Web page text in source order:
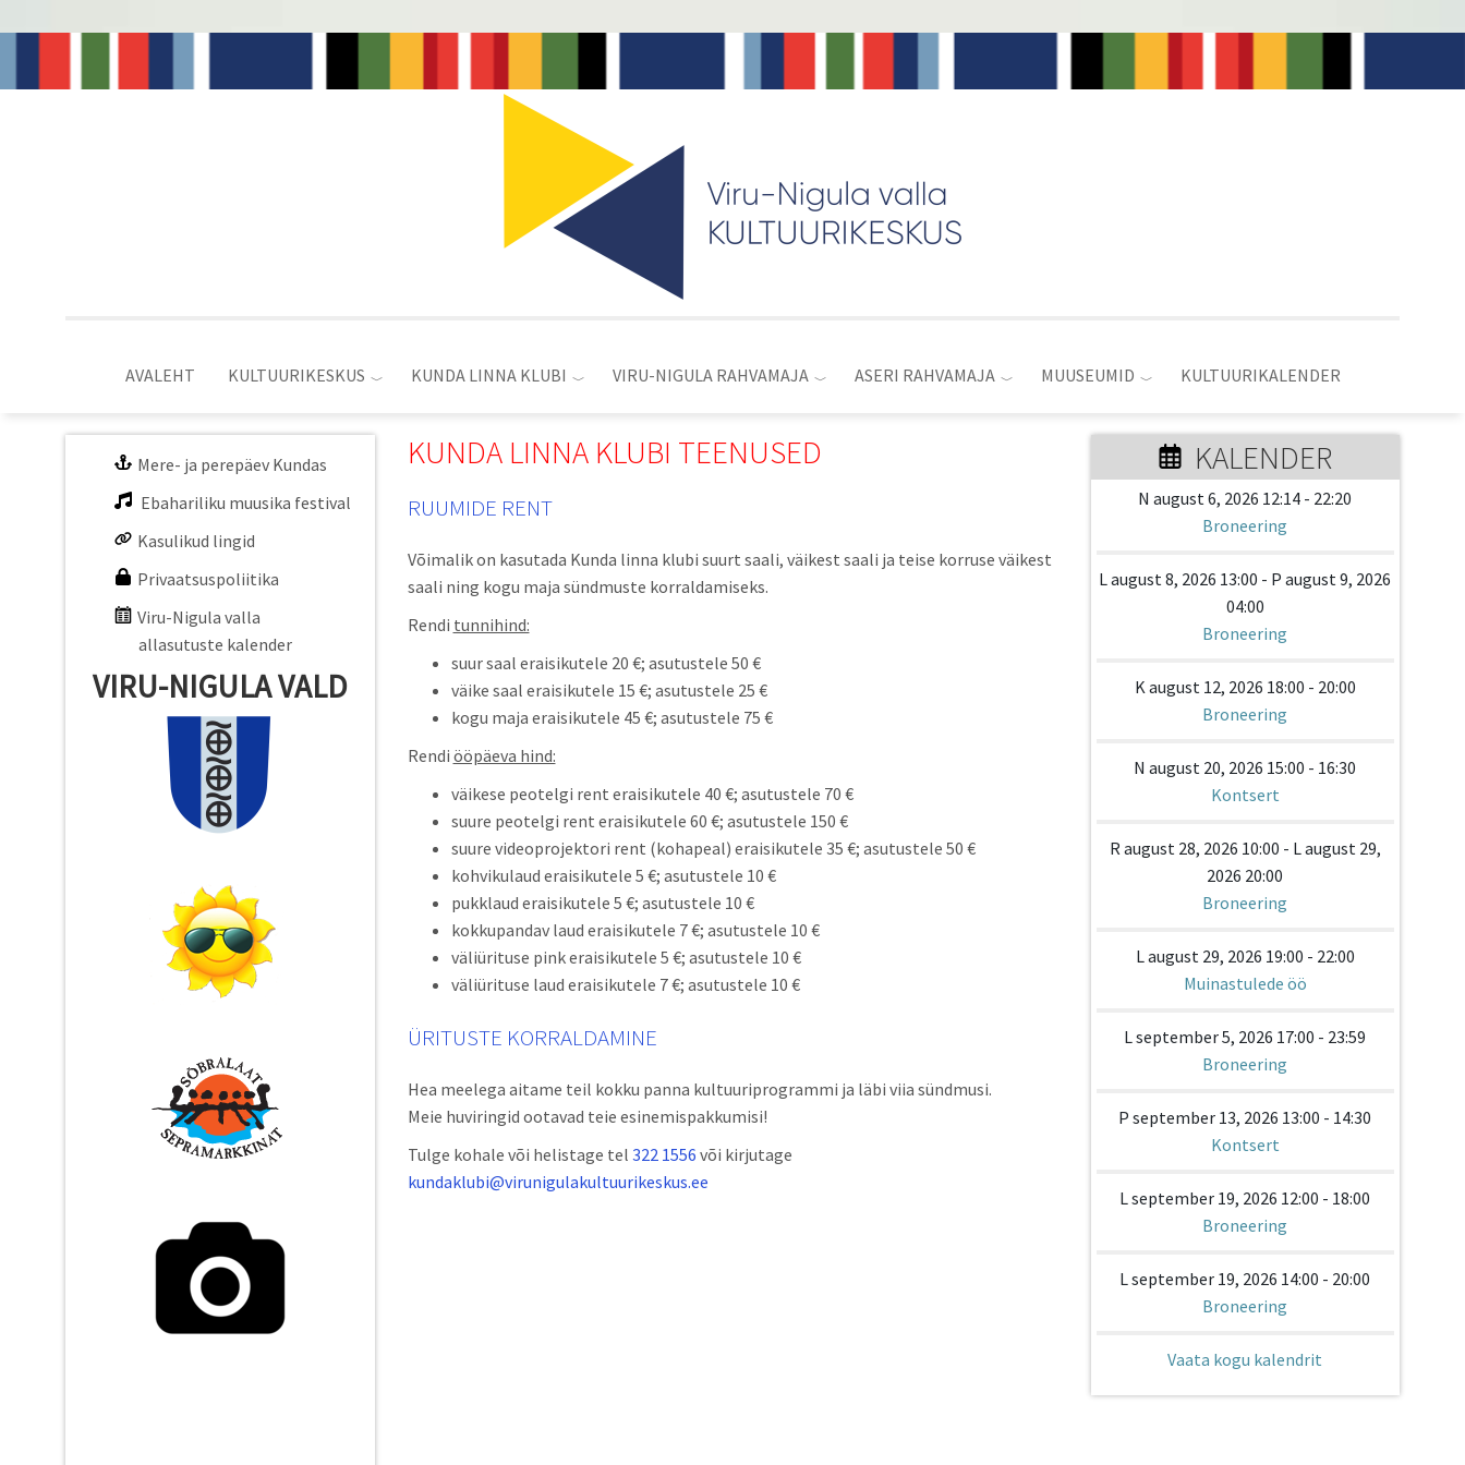
AVALEHT KULTUURIKESKUS KUNDA LINNA KLUBI VIRU-NIGULA RAHVAMAJA ASERI RAHVAMAJA MUUSEUMID KULTUURIKALENDER
Mere- ja perepäev Kundas
Ebahariliku muusika festival
Kasulikud lingid
Privaatsuspoliitika
Viru-Nigula valla
allasutuste kalender
VIRU-NIGULA VALD
KUNDA LINNA KLUBI TEENUSED
RUUMIDE RENT
Võimalik on kasutada Kunda linna klubi suurt saali, väikest saali ja teise korruse väikest
saali ning kogu maja sündmuste korraldamiseks.
Rendi tunnihind:
suur saal eraisikutele 20 €; asutustele 50 €
väike saal eraisikutele 15 €; asutustele 25 €
kogu maja eraisikutele 45 €; asutustele 75 €
Rendi ööpäeva hind:
väikese peotelgi rent eraisikutele 40 €; asutustele 70 €
suure peotelgi rent eraisikutele 60 €; asutustele 150 €
suure videoprojektori rent (kohapeal) eraisikutele 35 €; asutustele 50 €
kohvikulaud eraisikutele 5 €; asutustele 10 €
pukklaud eraisikutele 5 €; asutustele 10 €
kokkupandav laud eraisikutele 7 €; asutustele 10 €
väliürituse pink eraisikutele 5 €; asutustele 10 €
väliürituse laud eraisikutele 7 €; asutustele 10 €
ÜRITUSTE KORRALDAMINE
Hea meelega aitame teil kokku panna kultuuriprogrammi ja läbi viia sündmusi.
Meie huviringid ootavad teie esinemispakkumisi!
Tulge kohale või helistage tel 322 1556 või kirjutage
kundaklubi@virunigulakultuurikeskus.ee
KALENDER
N august 6, 2026 12:14 - 22:20
Broneering
L august 8, 2026 13:00 - P august 9, 2026
04:00
Broneering
K august 12, 2026 18:00 - 20:00
Broneering
N august 20, 2026 15:00 - 16:30
Kontsert
R august 28, 2026 10:00 - L august 29,
2026 20:00
Broneering
L august 29, 2026 19:00 - 22:00
Muinastulede öö
L september 5, 2026 17:00 - 23:59
Broneering
P september 13, 2026 13:00 - 14:30
Kontsert
L september 19, 2026 12:00 - 18:00
Broneering
L september 19, 2026 14:00 - 20:00
Broneering
Vaata kogu kalendrit